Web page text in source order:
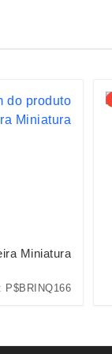
Miniatura
P$BRINQ166